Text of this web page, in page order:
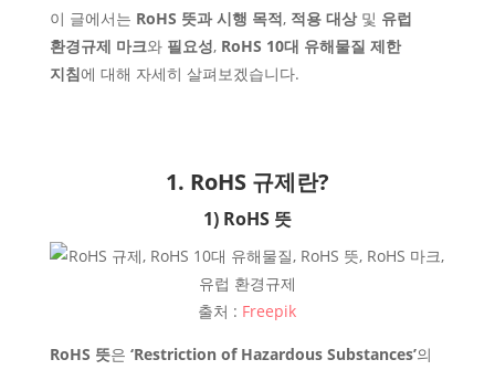
이 글에서는 RoHS 뜻과 시행 목적, 적용 대상및 유럽
환경규제 마크와 필요성, RoHS 10대 유해물질 제한
지침에 대해 자세히 살펴보겠습니다.
1. RoHS 규제란?
1) RoHS 뜻
출처 : Freepik
RoHS 뜻은 ‘Restriction of Hazardous Substances’의